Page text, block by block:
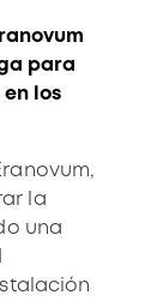
para
los
la
una